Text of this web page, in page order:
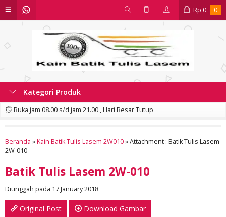
Rp 0 0
Kategori Produk
Buka jam 08.00 s/d jam 21.00 , Hari Besar Tutup
Beranda »Kain Batik Tulis Lasem 2W010» Attachment : Batik Tulis Lasem
2W-010
Batik Tulis Lasem 2W-010
Diunggah pada 17 January 2018
Original Post Download Gambar